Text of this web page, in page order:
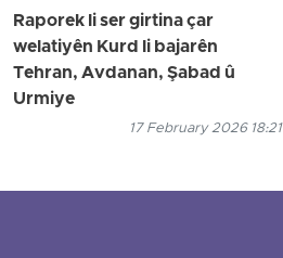
Raporek li ser girtina çar
welatiyên Kurd li bajarên
Tehran, Avdanan, Şabad û
Urmiye
17 February 2026 18:21